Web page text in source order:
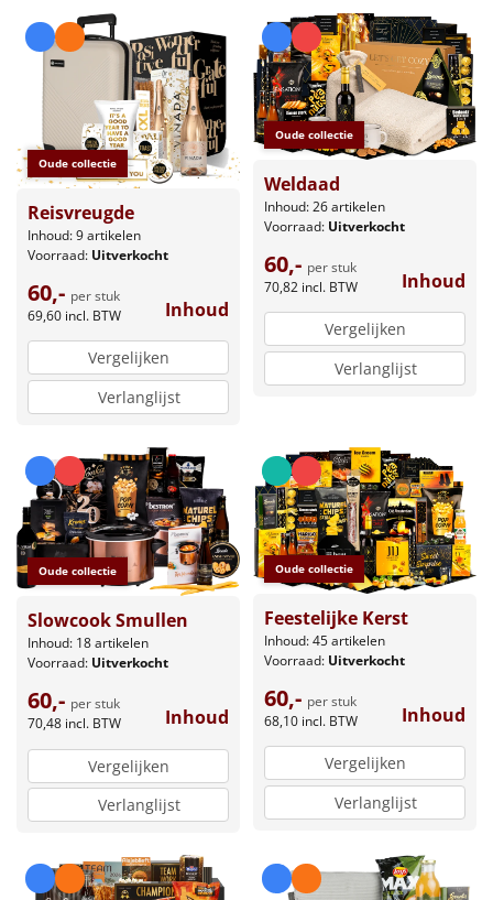
Oude collectie
Reisvreugde
Inhoud: 9 artikelen
Voorraad: Uitverkocht
60,- per stuk
69,60 incl. BTW Inhoud
Vergelijken
Verlanglijst
Oude collectie
Weldaad
Inhoud: 26 artikelen
Voorraad: Uitverkocht
60,- per stuk
70,82 incl. BTW Inhoud
Vergelijken
Verlanglijst
Oude collectie
Slowcook Smullen
Inhoud: 18 artikelen
Voorraad: Uitverkocht
60,- per stuk
70,48 incl. BTW Inhoud
Vergelijken
Verlanglijst
Oude collectie
Feestelijke Kerst
Inhoud: 45 artikelen
Voorraad: Uitverkocht
60,- per stuk
68,10 incl. BTW Inhoud
Vergelijken
Verlanglijst